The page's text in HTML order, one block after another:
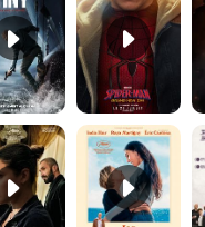
Le Triangle d'or Bande-annonce VF